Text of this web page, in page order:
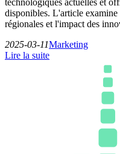
technologiques actuelles et
disponibles. L'article examine
régionales et l'impact des
2025-03-11Marketing
Lire la suite